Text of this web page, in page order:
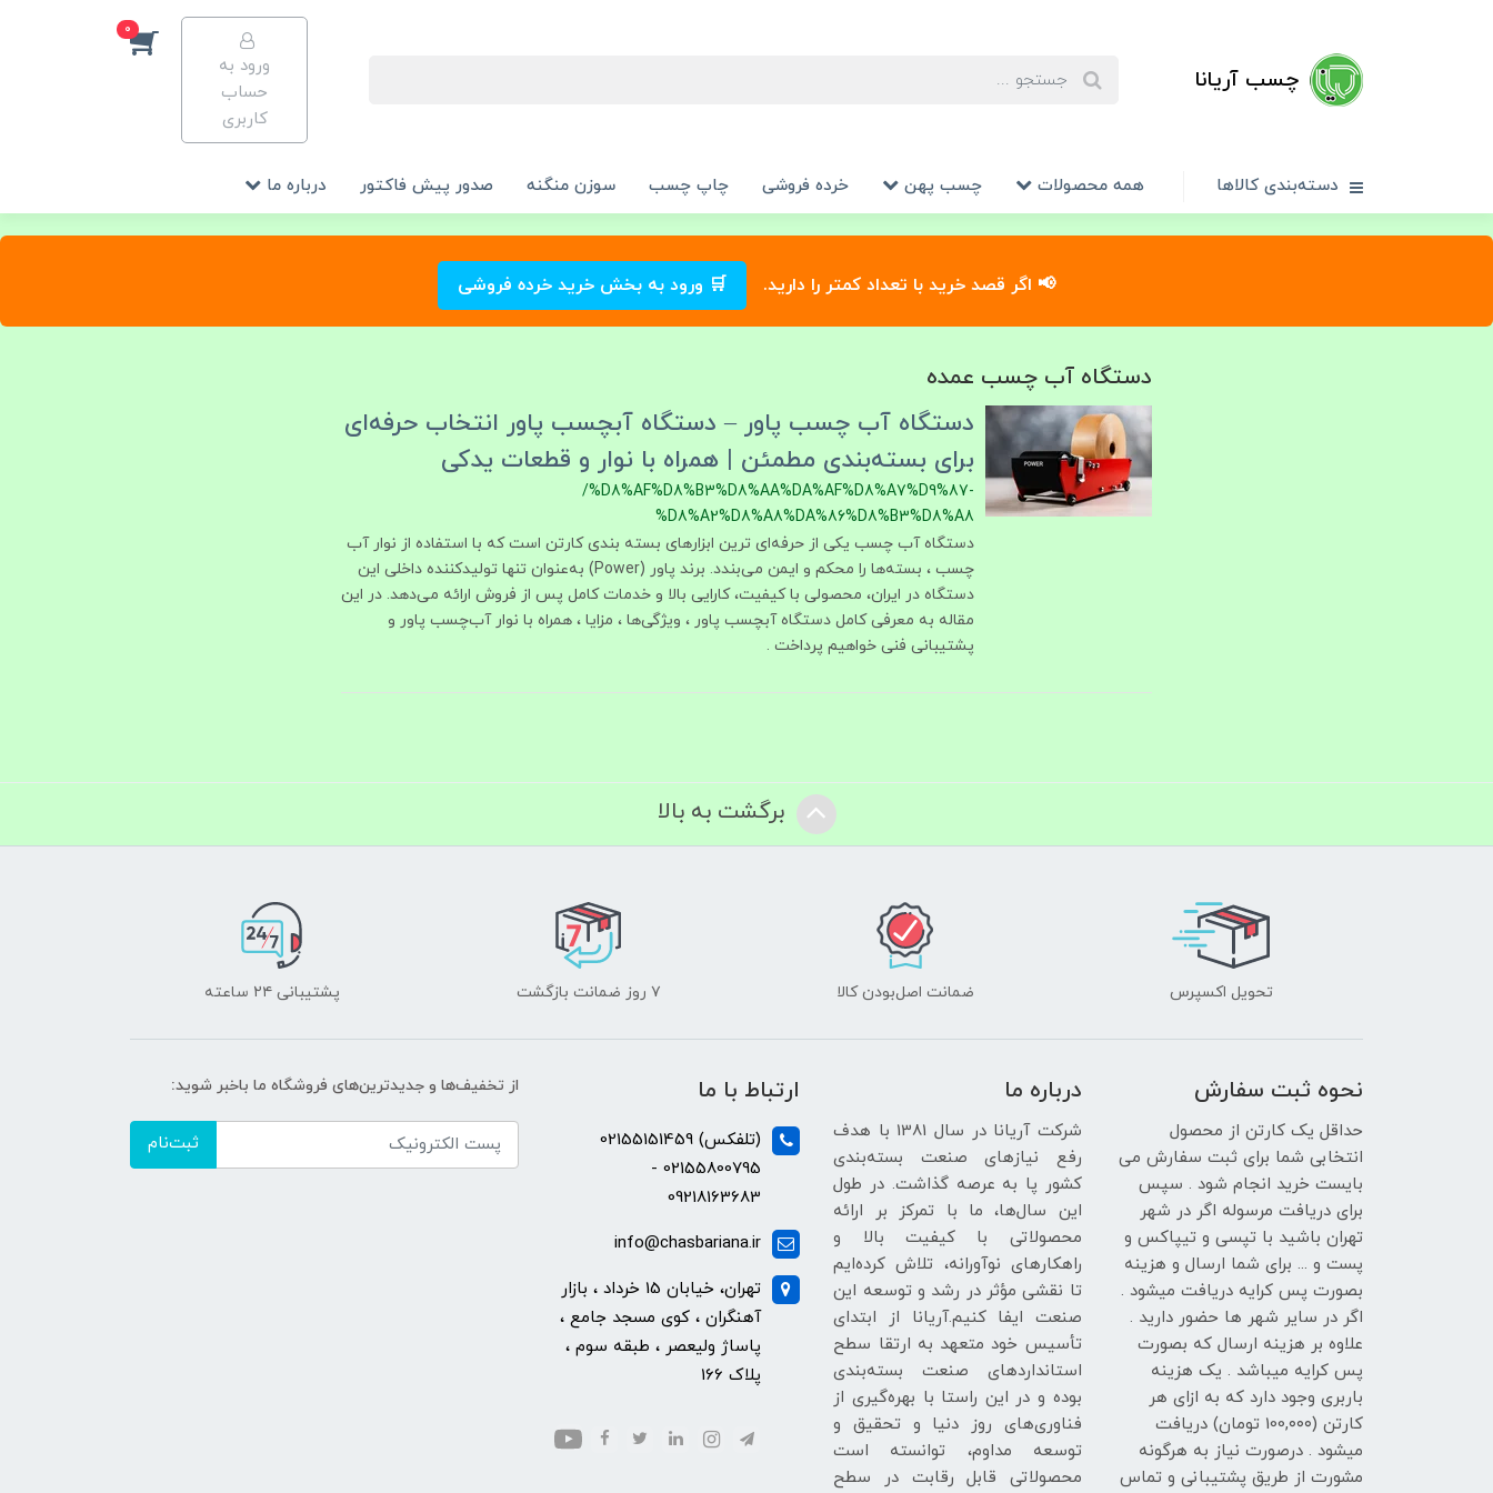
📢 اگر قصد خرید با تعداد کمتر را دارید. 🛒 ورود به بخش خرید خرده فروشی
چسب آریانا
ورود به
حساب
کاربری
0
دسته‌بندی کالاها همه محصولات چسب پهن خرده فروشی چاپ چسب سوزن منگنه صدور پیش فاکتور درباره ما
دستگاه آب چسب عمده
دستگاه آب چسب پاور – دستگاه آبچسب پاور انتخاب حرفه‌ای
برای بسته‌بندی مطمئن | همراه با نوار و قطعات یدکی
/%D8%AF%D8%B3%D8%AA%DA%AF%D8%A7%D9%87-
%D8%A2%D8%A8%DA%86%D8%B3%D8%A8
دستگاه آب چسب یکی از حرفه‌ای‌ ترین ابزارهای بسته‌ بندی کارتن است که با استفاده از نوار آب‌
چسب ، بسته‌ها را محکم و ایمن می‌بندد. برند پاور (Power) به‌عنوان تنها تولیدکننده داخلی این
دستگاه در ایران، محصولی با کیفیت، کارایی بالا و خدمات کامل پس از فروش ارائه می‌دهد. در این
مقاله به معرفی کامل دستگاه آبچسب پاور ، ویژگی‌ها ، مزایا ، همراه با نوار آب‌چسب پاور و
پشتیبانی فنی خواهیم پرداخت .
برگشت به بالا
تحویل اکسپرس ضمانت اصل‌بودن کالا ۷ روز ضمانت بازگشت پشتیبانی ۲۴ ساعته
نحوه ثبت سفارش
حداقل یک کارتن از محصول
انتخابی شما برای ثبت سفارش می
بایست خرید انجام شود . سپس
برای دریافت مرسوله اگر در شهر
تهران باشید با تپسی و تیپاکس و
پست و ... برای شما ارسال و هزینه
بصورت پس کرایه دریافت میشود .
اگر در سایر شهر ها حضور دارید .
علاوه بر هزینه ارسال که بصورت
پس کرایه میباشد . یک هزینه
باربری وجود دارد که به ازای هر
کارتن (100,۰۰۰ تومان) دریافت
میشود . درصورت نیاز به هرگونه
مشورت از طریق پشتیبانی و تماس
درباره ما
شرکت آریانا در سال 1381 با هدف
رفع نیازهای صنعت بسته‌بندی
کشور پا به عرصه گذاشت. در طول
این سال‌ها، ما با تمرکز بر ارائه
محصولاتی با کیفیت بالا و
راهکارهای نوآورانه، تلاش کرده‌ایم
تا نقشی مؤثر در رشد و توسعه این
صنعت ایفا کنیم.آریانا از ابتدای
تأسیس خود متعهد به ارتقا سطح
استانداردهای صنعت بسته‌بندی
بوده و در این راستا با بهره‌گیری از
فناوری‌های روز دنیا و تحقیق و
توسعه مداوم، توانسته است
محصولاتی قابل رقابت در سطح
ارتباط با ما
(تلفکس) 02155151459
02155800795 -
09218163683
info@chasbariana.ir
تهران، خیابان 15 خرداد ، بازار
آهنگران ، کوی مسجد جامع ،
پاساژ ولیعصر ، طبقه سوم ،
پلاک 166
از تخفیف‌ها و جدیدترین‌های فروشگاه ما باخبر شوید:
ثبت‌نام